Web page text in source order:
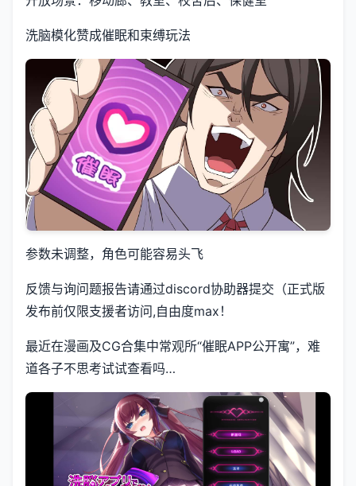
洗脑模化赞成催眠和束缚玩法
参数未调整，角色可能容易头飞
反馈与询问题报告请通过discord协助器提交（正式版
发布前仅限支援者访问,自由度max！
最近在漫画及CG合集中常观所“催眠APP公开寓”，难
道各子不思考试试查看吗…